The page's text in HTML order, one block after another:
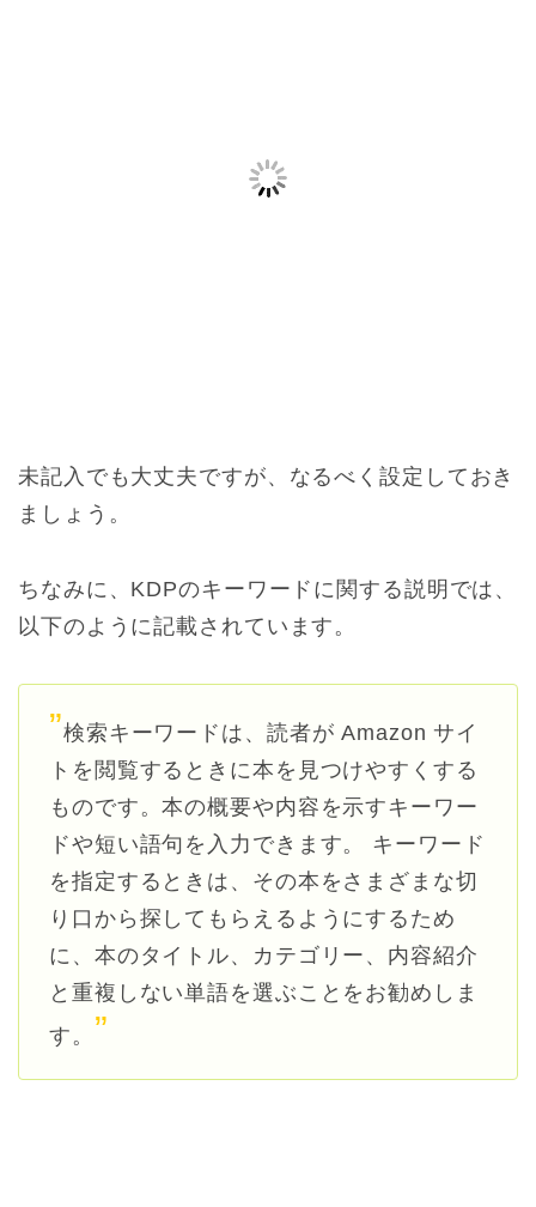
未記入でも大丈夫ですが、なるべく設定しておき
ましょう。
ちなみに、KDPのキーワードに関する説明では、
以下のように記載されています。
”検索キーワードは、読者が Amazon サイ
トを閲覧するときに本を見つけやすくする
ものです。本の概要や内容を示すキーワー
ドや短い語句を入力できます。 キーワード
を指定するときは、その本をさまざまな切
り口から探してもらえるようにするため
に、本のタイトル、カテゴリー、内容紹介
と重複しない単語を選ぶことをお勧めしま
す。 ”